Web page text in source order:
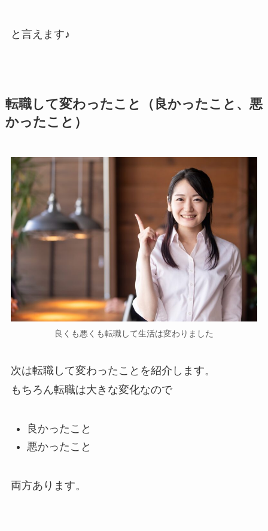
と言えます♪
転職して変わったこと（良かったこと、悪
かったこと）
良くも悪くも転職して生活は変わりました
次は転職して変わったことを紹介します。
もちろん転職は大きな変化なので
良かったこと
悪かったこと
両方あります。